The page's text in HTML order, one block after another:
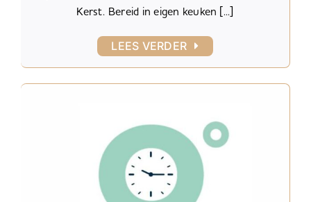
Kerst. Bereid in eigen keuken [...]
LEES VERDER